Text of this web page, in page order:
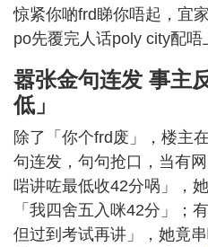
惊紧你啲frd睇你唔起，宜
po先覆完人话poly city配唔
嚣张金句连发 事主
低」
除了「你个frd废」，楼主
句连发，句句抢口，当有
啱讲咗最低收42分㖞」，
「我四舍五入咪42分」；
但过到考试再讲」，她竟